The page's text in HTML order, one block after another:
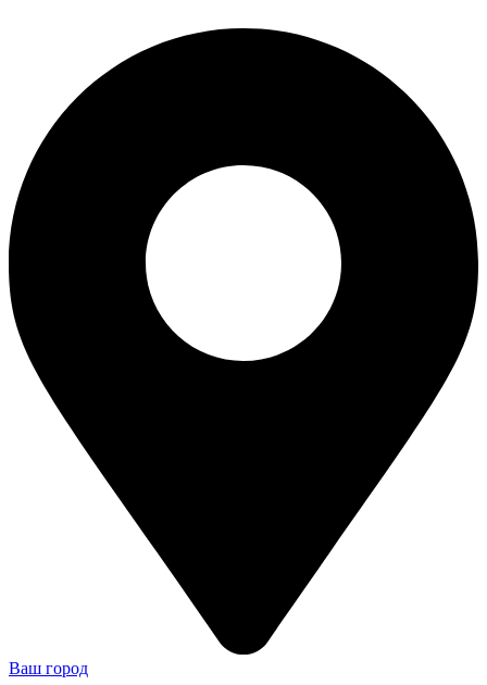
Ваш город